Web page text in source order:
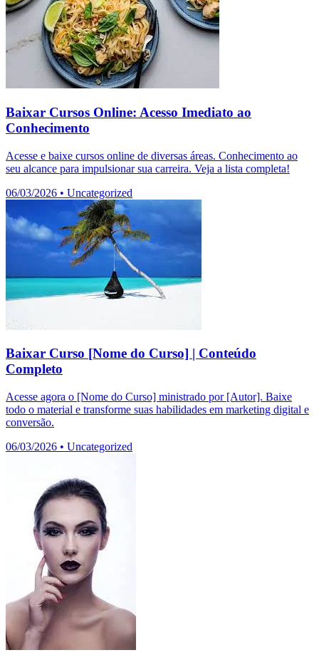
Baixar Cursos Online: Acesso Imediato ao
Conhecimento
Acesse e baixe cursos online de diversas áreas. Conhecimento ao
seu alcance para impulsionar sua carreira. Veja a lista completa!
06/03/2026 • Uncategorized
Baixar Curso [Nome do Curso] | Conteúdo
Completo
Acesse agora o [Nome do Curso] ministrado por [Autor]. Baixe
todo o material e transforme suas habilidades em marketing digital e
conversão.
06/03/2026 • Uncategorized